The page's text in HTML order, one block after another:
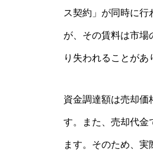
ス契約」が同時に
が、その賃料は市場
り失われることがあ
資金調達額は売却価
す。また、売却代金
ます。そのため、実